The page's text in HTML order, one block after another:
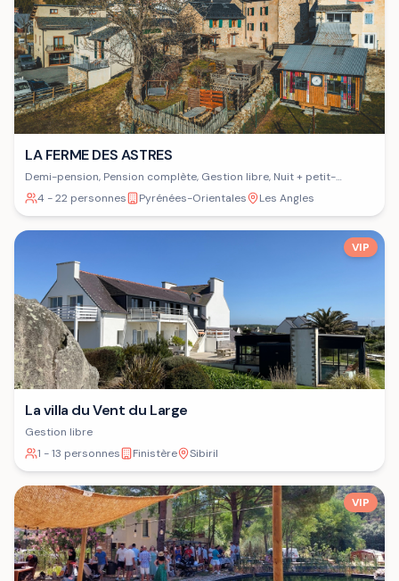
LA FERME DES ASTRES
Demi-pension, Pension complète, Gestion libre, Nuit + petit-
déjeuner
4 - 22 personnes Pyrénées-Orientales Les Angles
VIP
La villa du Vent du Large
Gestion libre
1 - 13 personnes
Finistère Sibiril
VIP